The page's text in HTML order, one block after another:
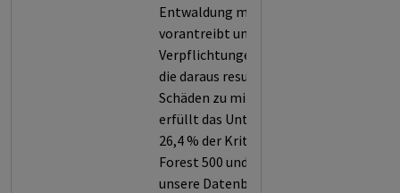
Entwaldung maßgeblich
vorantreibt und es zu geringe
Verpflichtungen eingeht, um
die daraus resultierenden
Schäden zu minimieren. So
erfüllt das Unternehmen nur
26,4 % der Kriterien von
Forest 500 und wird somit in
unsere Datenbank